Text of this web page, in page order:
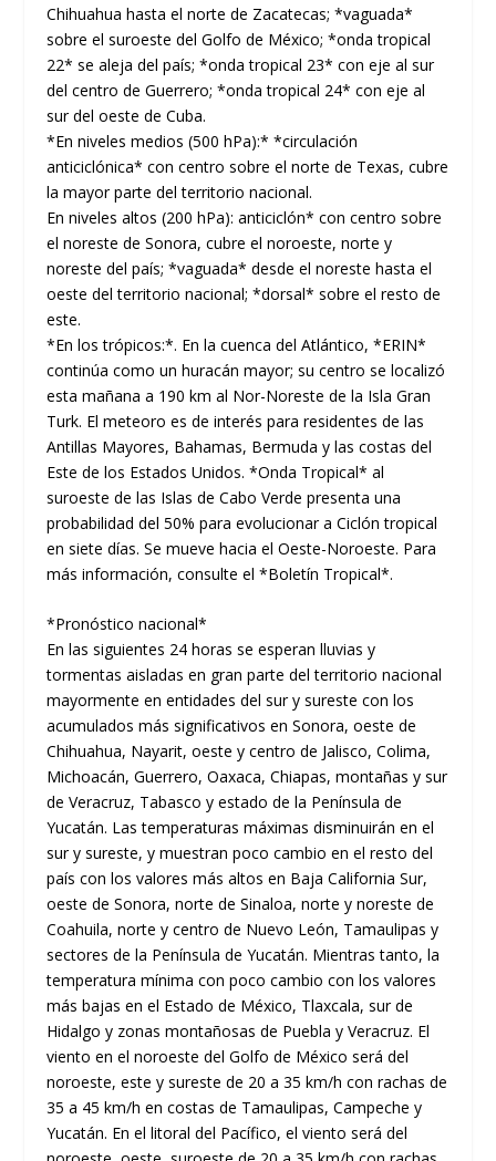
Chihuahua hasta el norte de Zacatecas; *vaguada*
sobre el suroeste del Golfo de México; *onda tropical
22* se aleja del país; *onda tropical 23* con eje al sur
del centro de Guerrero; *onda tropical 24* con eje al
sur del oeste de Cuba.
*En niveles medios (500 hPa):* *circulación
anticiclónica* con centro sobre el norte de Texas, cubre
la mayor parte del territorio nacional.
En niveles altos (200 hPa): anticiclón* con centro sobre
el noreste de Sonora, cubre el noroeste, norte y
noreste del país; *vaguada* desde el noreste hasta el
oeste del territorio nacional; *dorsal* sobre el resto de
este.
*En los trópicos:*. En la cuenca del Atlántico, *ERIN*
continúa como un huracán mayor; su centro se localizó
esta mañana a 190 km al Nor-Noreste de la Isla Gran
Turk. El meteoro es de interés para residentes de las
Antillas Mayores, Bahamas, Bermuda y las costas del
Este de los Estados Unidos. *Onda Tropical* al
suroeste de las Islas de Cabo Verde presenta una
probabilidad del 50% para evolucionar a Ciclón tropical
en siete días. Se mueve hacia el Oeste-Noroeste. Para
más información, consulte el *Boletín Tropical*.
*Pronóstico nacional*
En las siguientes 24 horas se esperan lluvias y
tormentas aisladas en gran parte del territorio nacional
mayormente en entidades del sur y sureste con los
acumulados más significativos en Sonora, oeste de
Chihuahua, Nayarit, oeste y centro de Jalisco, Colima,
Michoacán, Guerrero, Oaxaca, Chiapas, montañas y sur
de Veracruz, Tabasco y estado de la Península de
Yucatán. Las temperaturas máximas disminuirán en el
sur y sureste, y muestran poco cambio en el resto del
país con los valores más altos en Baja California Sur,
oeste de Sonora, norte de Sinaloa, norte y noreste de
Coahuila, norte y centro de Nuevo León, Tamaulipas y
sectores de la Península de Yucatán. Mientras tanto, la
temperatura mínima con poco cambio con los valores
más bajas en el Estado de México, Tlaxcala, sur de
Hidalgo y zonas montañosas de Puebla y Veracruz. El
viento en el noroeste del Golfo de México será del
noroeste, este y sureste de 20 a 35 km/h con rachas de
35 a 45 km/h en costas de Tamaulipas, Campeche y
Yucatán. En el litoral del Pacífico, el viento será del